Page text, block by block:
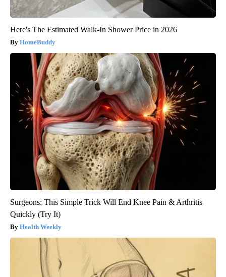
Here's The Estimated Walk-In Shower Price in 2026
HomeBuddy
Surgeons: This Simple Trick Will End Knee Pain & Arthritis
Quickly (Try It)
Health Weekly